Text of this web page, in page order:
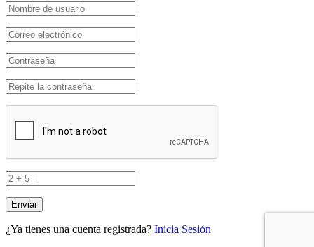
¿Ya tienes una cuenta registrada? Inicia Sesión